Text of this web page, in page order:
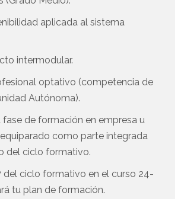
aplicada al sistema
intermodular.
optativo (competencia de
Autónoma).
fase de formación en empresa u
como parte integrada
del ciclo formativo.
del ciclo formativo en el curso 24-
tu plan de formación.